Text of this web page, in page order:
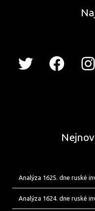
Analýza 1625. dne ruské
Analýza 1624. dne ruské